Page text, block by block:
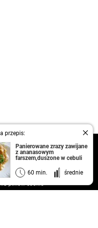
przepis:
Panierowane zrazy zawijane
z ananasowym
farszem,duszone w cebuli
60 min. średnie
plików cookie